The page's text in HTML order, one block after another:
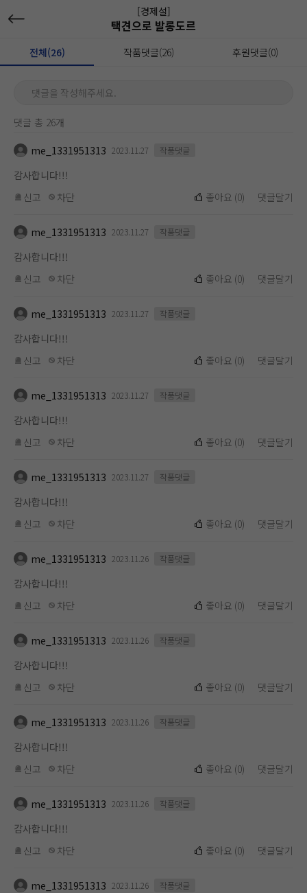
[경제설]
택견으로 발롱도르
전체(26) 작품댓글(26) 후원댓글(0)
댓글을 작성해주세요.
댓글 총 26개
me_1331951313 2023.11.27 작품댓글
감사합니다!!!
신고
차단 좋아요 (0) 댓글달기
me_1331951313 2023.11.27 작품댓글
감사합니다!!!
신고
차단 좋아요 (0) 댓글달기
me_1331951313 2023.11.27 작품댓글
감사합니다!!!
신고
차단 좋아요 (0) 댓글달기
me_1331951313 2023.11.27 작품댓글
감사합니다!!!
신고
차단 좋아요 (0) 댓글달기
me_1331951313 2023.11.27 작품댓글
감사합니다!!!
신고
차단 좋아요 (0) 댓글달기
me_1331951313 2023.11.26 작품댓글
감사합니다!!!
신고
차단 좋아요 (0) 댓글달기
me_1331951313 2023.11.26 작품댓글
감사합니다!!!
신고
차단 좋아요 (0) 댓글달기
me_1331951313 2023.11.26 작품댓글
감사합니다!!!
신고
차단 좋아요 (0) 댓글달기
me_1331951313 2023.11.26 작품댓글
감사합니다!!!
신고
차단 좋아요 (0) 댓글달기
me_1331951313 2023.11.26 작품댓글